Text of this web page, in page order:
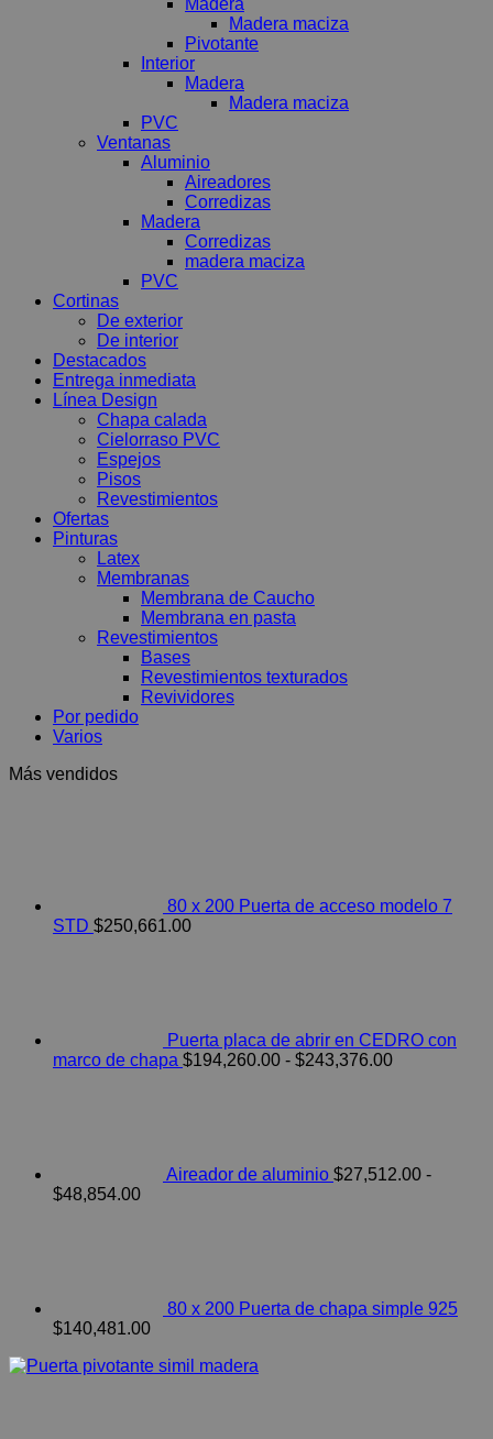
Madera
Madera maciza
Pivotante
Interior
Madera
Madera maciza
PVC
Ventanas
Aluminio
Aireadores
Corredizas
Madera
Corredizas
madera maciza
PVC
Cortinas
De exterior
De interior
Destacados
Entrega inmediata
Línea Design
Chapa calada
Cielorraso PVC
Espejos
Pisos
Revestimientos
Ofertas
Pinturas
Latex
Membranas
Membrana de Caucho
Membrana en pasta
Revestimientos
Bases
Revestimientos texturados
Revividores
Por pedido
Varios
Más vendidos
80 x 200 Puerta de acceso modelo 7
STD $250,661.00
Puerta placa de abrir en CEDRO con
marco de chapa $194,260.00 - $243,376.00Rango
$243,376.00
Aireador de aluminio $27,512.00 -
$48,854.00Rango
$48,854.00
80 x 200 Puerta de chapa simple 925
$140,481.00